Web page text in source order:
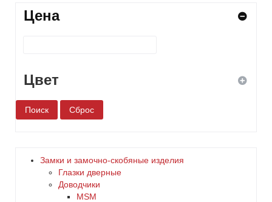
Цена
Цвет
белый
Замки и замочно-скобяные изделия
Глазки дверные
Доводчики
MSM